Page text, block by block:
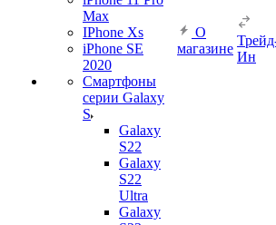
Max
IPhone Xs
iPhone SE
2020
Смартфоны
серии Galaxy
S
Galaxy
S22
Galaxy
S22
Ultra
Galaxy
О
магазине
Ин